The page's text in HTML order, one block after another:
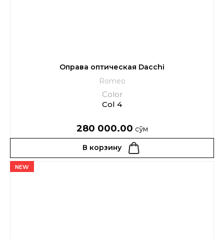
Оправа оптическая Dacchi
Romeo
Color
Col 4
280 000.00 сўм
В корзину
NEW